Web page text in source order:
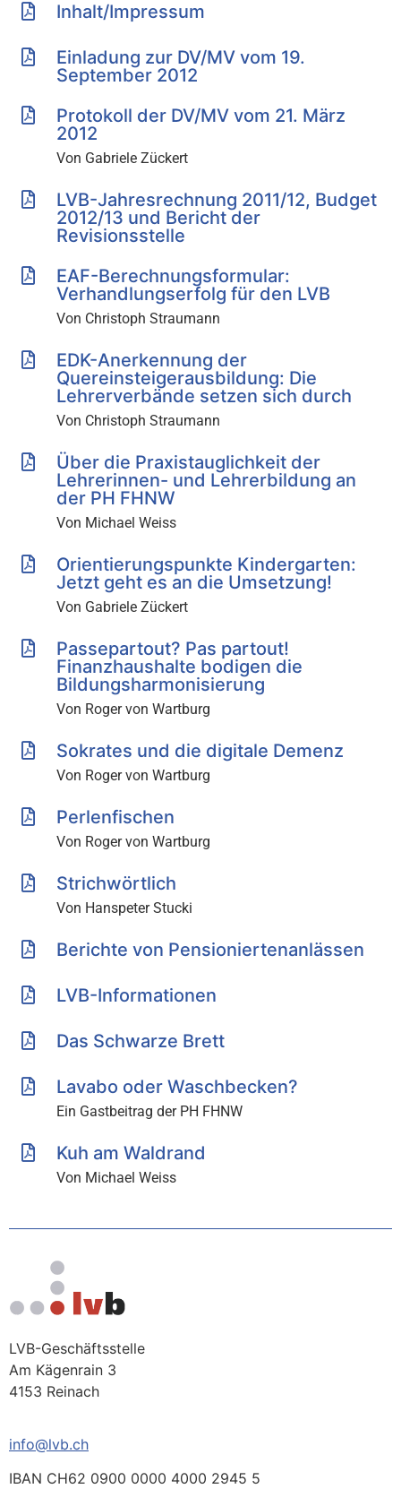
Inhalt/Impressum
Einladung zur DV/MV vom 19.
September 2012
Protokoll der DV/MV vom 21. März
2012
Von Gabriele Zückert
LVB-Jahresrechnung 2011/12, Budget
2012/13 und Bericht der
Revisionsstelle
EAF-Berechnungsformular:
Verhandlungserfolg für den LVB
Von Christoph Straumann
EDK-Anerkennung der
Quereinsteigerausbildung: Die
Lehrerverbände setzen sich durch
Von Christoph Straumann
Über die Praxistauglichkeit der
Lehrerinnen- und Lehrerbildung an
der PH FHNW
Von Michael Weiss
Orientierungspunkte Kindergarten:
Jetzt geht es an die Umsetzung!
Von Gabriele Zückert
Passepartout? Pas partout!
Finanzhaushalte bodigen die
Bildungsharmonisierung
Von Roger von Wartburg
Sokrates und die digitale Demenz
Von Roger von Wartburg
Perlenfischen
Von Roger von Wartburg
Strichwörtlich
Von Hanspeter Stucki
Berichte von Pensioniertenanlässen
LVB-Informationen
Das Schwarze Brett
Lavabo oder Waschbecken?
Ein Gastbeitrag der PH FHNW
Kuh am Waldrand
Von Michael Weiss
LVB-Geschäftsstelle
Am Kägenrain 3
4153 Reinach
info@lvb.ch
IBAN CH62 0900 0000 4000 2945 5